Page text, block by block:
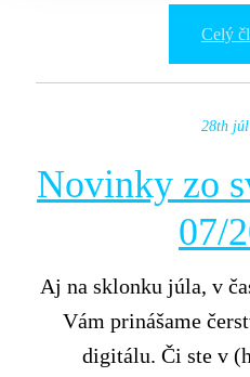
Celý
28th
Novinky zo
07/
Aj na sklonku júla, v
Vám prinášame
digitálu. Či ste v